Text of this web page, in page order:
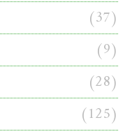
(37)
(9)
(28)
(125)